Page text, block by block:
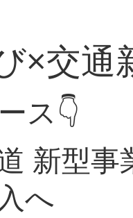
×交通
ス👇
新型
へ